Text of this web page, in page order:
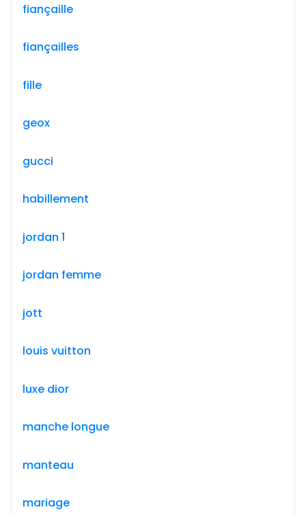
fiançaille
fiançailles
fille
geox
gucci
habillement
jordan 1
jordan femme
jott
louis vuitton
luxe dior
manche longue
manteau
mariage